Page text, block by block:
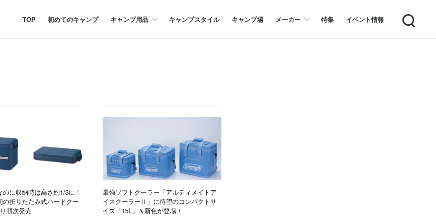
TOP 初めてのキャンプ キャンプ用品 キャンプスタイル キャンプ場 メーカー 特集 イベント情報 Search
に収納時は高さ約1/3に！
の折りたたみ式ハードクー
順次発売
最強ソフトクーラー「アルティメイトア
イスクーラーⅡ」に待望のコンパクトサ
イズ「15L」＆新色が登場！